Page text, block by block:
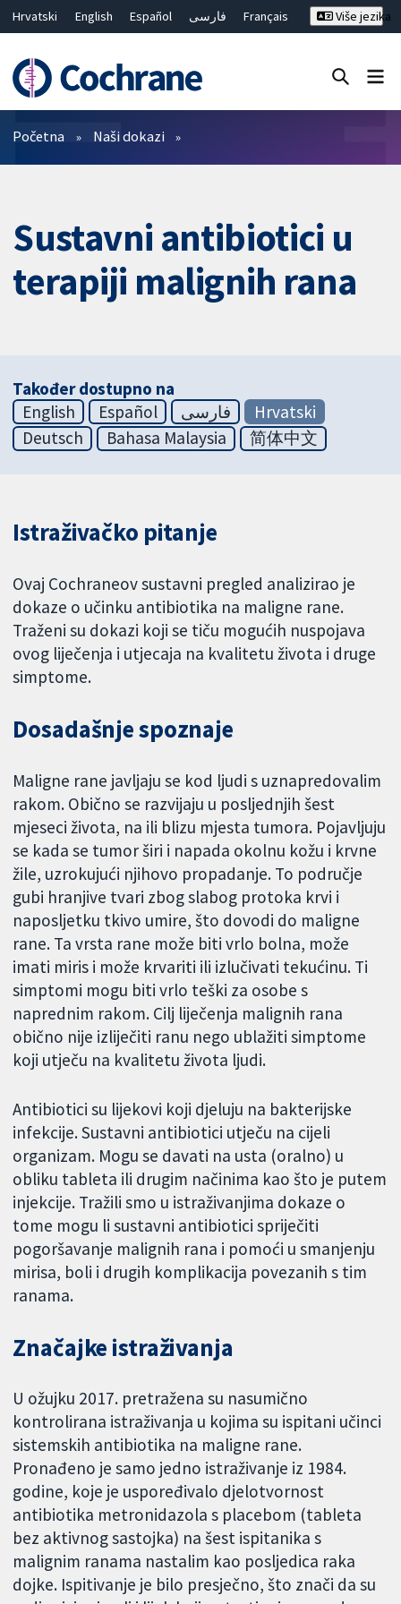
Hrvatski English Español فارسی
Français
繁體中文
简体中文
Više jezika
Prečistači
Početna Naši dokazi
Sustavni antibiotici u
terapiji malignih rana
Također dostupno na
English
Español فارسی
Hrvatski
Deutsch
Bahasa Malaysia 简体中文
Istraživačko pitanje
Ovaj Cochraneov sustavni pregled analizirao je
dokaze o učinku antibiotika na maligne rane.
Traženi su dokazi koji se tiču mogućih nuspojava
ovog liječenja i utjecaja na kvalitetu života i druge
simptome.
Dosadašnje spoznaje
Maligne rane javljaju se kod ljudi s uznapredovalim
rakom. Obično se razvijaju u posljednjih šest
mjeseci života, na ili blizu mjesta tumora. Pojavljuju
se kada se tumor širi i napada okolnu kožu i krvne
žile, uzrokujući njihovo propadanje. To područje
gubi hranjive tvari zbog slabog protoka krvi i
naposljetku tkivo umire, što dovodi do maligne
rane. Ta vrsta rane može biti vrlo bolna, može
imati miris i može krvariti ili izlučivati tekućinu. Ti
simptomi mogu biti vrlo teški za osobe s
naprednim rakom. Cilj liječenja malignih rana
obično nije izliječiti ranu nego ublažiti simptome
koji utječu na kvalitetu života ljudi.
Antibiotici su lijekovi koji djeluju na bakterijske
infekcije. Sustavni antibiotici utječu na cijeli
organizam. Mogu se davati na usta (oralno) u
obliku tableta ili drugim načinima kao što je putem
injekcije. Tražili smo u istraživanjima dokaze o
tome mogu li sustavni antibiotici spriječiti
pogoršavanje malignih rana i pomoći u smanjenju
mirisa, boli i drugih komplikacija povezanih s tim
ranama.
Značajke istraživanja
U ožujku 2017. pretražena su nasumično
kontrolirana istraživanja u kojima su ispitani učinci
sistemskih antibiotika na maligne rane.
Pronađeno je samo jedno istraživanje iz 1984.
godine, koje je uspoređivalo djelotvornost
antibiotika metronidazola s placebom (tableta
bez aktivnog sastojka) na šest ispitanika s
malignim ranama nastalim kao posljedica raka
dojke. Ispitivanje je bilo presječno, što znači da su